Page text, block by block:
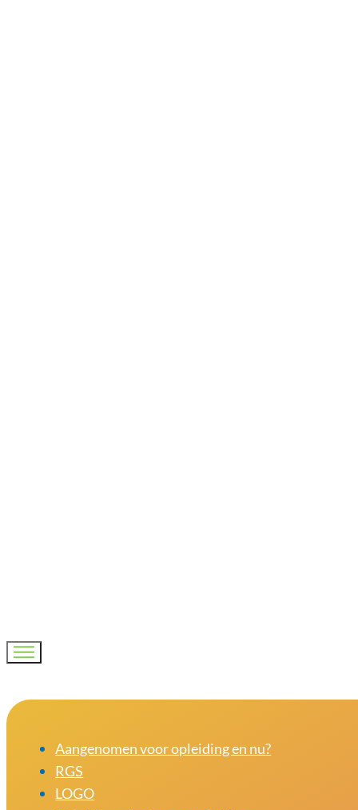
Aangenomen voor opleiding en nu?
RGS
LOGO